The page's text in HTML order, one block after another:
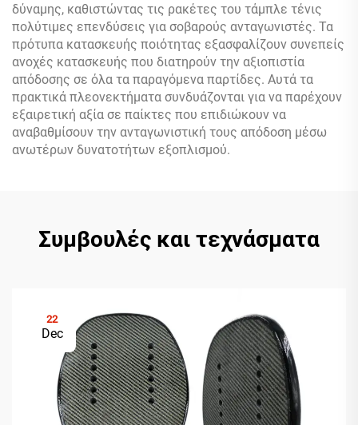
δύναμης, καθιστώντας τις ρακέτες του τάμπλε τένις
πολύτιμες επενδύσεις για σοβαρούς ανταγωνιστές. Τα
πρότυπα κατασκευής ποιότητας εξασφαλίζουν συνεπείς
ανοχές κατασκευής που διατηρούν την αξιοπιστία
απόδοσης σε όλα τα παραγόμενα παρτίδες. Αυτά τα
πρακτικά πλεονεκτήματα συνδυάζονται για να παρέχουν
εξαιρετική αξία σε παίκτες που επιδιώκουν να
αναβαθμίσουν την ανταγωνιστική τους απόδοση μέσω
ανωτέρων δυνατοτήτων εξοπλισμού.
Συμβουλές και τεχνάσματα
22
Dec